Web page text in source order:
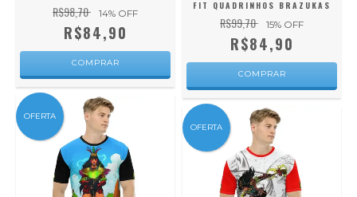
R$98,70 14% OFF
R$84,90
COMPRAR
FIT QUADRINHOS BRAZUKAS
R$99,70 15% OFF
R$84,90
COMPRAR
OFERTA
OFERTA